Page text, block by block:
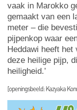
vaak in Marokko
gemaakt van een
meter – die
pijpenkop waar
Heddawi heeft
deze heilige pijp,
heiligheid.’
[openingsbeeld: Kazyaka